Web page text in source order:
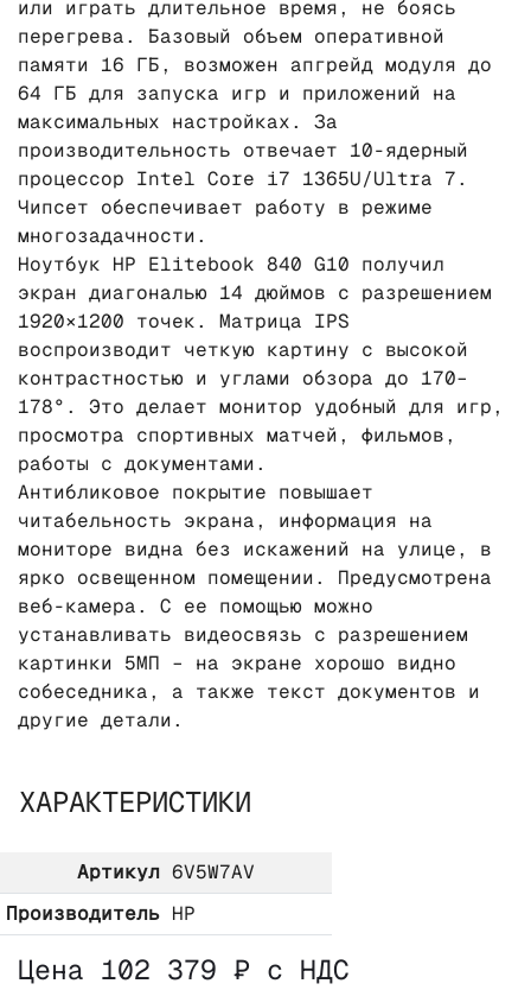
или играть длительное время, не боясь
перегрева. Базовый объем оперативной
памяти 16 ГБ, возможен апгрейд модуля до
64 ГБ для запуска игр и приложений на
максимальных настройках. За
производительность отвечает 10-ядерный
процессор Intel Core i7 1365U/Ultra 7.
Чипсет обеспечивает работу в режиме
многозадачности.
Ноутбук HP Elitebook 840 G10 получил
экран диагональю 14 дюймов с разрешением
1920×1200 точек. Матрица IPS
воспроизводит четкую картину с высокой
контрастностью и углами обзора до 170–
178°. Это делает монитор удобный для игр,
просмотра спортивных матчей, фильмов,
работы с документами.
Антибликовое покрытие повышает
читабельность экрана, информация на
мониторе видна без искажений на улице, в
ярко освещенном помещении. Предусмотрена
веб-камера. С ее помощью можно
устанавливать видеосвязь с разрешением
картинки 5МП – на экране хорошо видно
собеседника, а также текст документов и
другие детали.
ХАРАКТЕРИСТИКИ
Артикул 6V5W7AV
Производитель HP
Цена 102 379 ₽ с НДС